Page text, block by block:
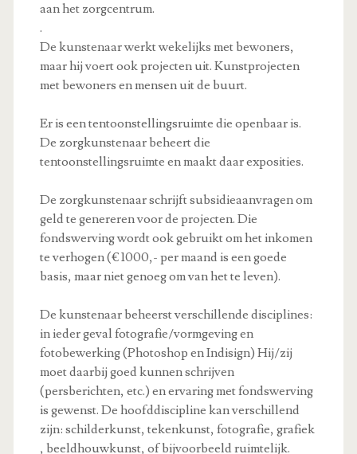
aan het zorgcentrum.
.
De kunstenaar werkt wekelijks met bewoners,
maar hij voert ook projecten uit. Kunstprojecten
met bewoners en mensen uit de buurt.
Er is een tentoonstellingsruimte die openbaar is.
De zorgkunstenaar beheert die
tentoonstellingsruimte en maakt daar exposities.
De zorgkunstenaar schrijft subsidieaanvragen om
geld te genereren voor de projecten. Die
fondswerving wordt ook gebruikt om het inkomen
te verhogen (€ 1000,- per maand is een goede
basis, maar niet genoeg om van het te leven).
De kunstenaar beheerst verschillende disciplines:
in ieder geval fotografie/vormgeving en
fotobewerking (Photoshop en Indisign) Hij/zij
moet daarbij goed kunnen schrijven
(persberichten, etc.) en ervaring met fondswerving
is gewenst. De hoofddiscipline kan verschillend
zijn: schilderkunst, tekenkunst, fotografie, grafiek
, beeldhouwkunst, of bijvoorbeeld ruimtelijk.